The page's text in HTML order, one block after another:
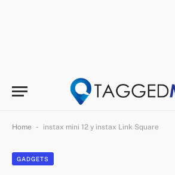
Home - instax mini 12 y instax Link Square
GADGETS